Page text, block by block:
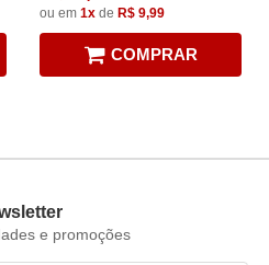
ou em 1x de R$ 9,99
COMPRAR
e promoções